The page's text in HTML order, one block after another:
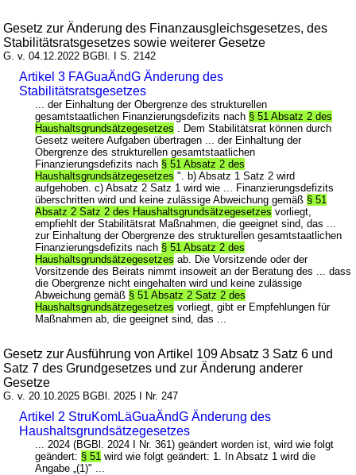
Gesetz zur Änderung des Finanzausgleichsgesetzes, des
Stabilitätsratsgesetzes sowie weiterer Gesetze
G. v. 04.12.2022 BGBl. I S. 2142
Artikel 3 FAGuaÄndG Änderung des
Stabilitätsratsgesetzes
... der Einhaltung der Obergrenze des strukturellen
gesamtstaatlichen Finanzierungsdefizits nach § 51 Absatz 2 des
Haushaltsgrundsätzegesetzes . Dem Stabilitätsrat können durch
Gesetz weitere Aufgaben übertragen ... der Einhaltung der
Obergrenze des strukturellen gesamtstaatlichen
Finanzierungsdefizits nach § 51 Absatz 2 des
Haushaltsgrundsätzegesetzes ". b) Absatz 1 Satz 2 wird
aufgehoben. c) Absatz 2 Satz 1 wird wie ... Finanzierungsdefizits
überschritten wird und keine zulässige Abweichung gemäß § 51
Absatz 2 Satz 2 des Haushaltsgrundsätzegesetzes vorliegt,
empfiehlt der Stabilitätsrat Maßnahmen, die geeignet sind, das ...
zur Einhaltung der Obergrenze des strukturellen gesamtstaatlichen
Finanzierungsdefizits nach § 51 Absatz 2 des
Haushaltsgrundsätzegesetzes ab. Die Vorsitzende oder der
Vorsitzende des Beirats nimmt insoweit an der Beratung des ... dass
die Obergrenze nicht eingehalten wird und keine zulässige
Abweichung gemäß § 51 Absatz 2 Satz 2 des
Haushaltsgrundsätzegesetzes vorliegt, gibt er Empfehlungen für
Maßnahmen ab, die geeignet sind, das ...
Gesetz zur Ausführung von Artikel 109 Absatz 3 Satz 6 und
Satz 7 des Grundgesetzes und zur Änderung anderer
Gesetze
G. v. 20.10.2025 BGBl. 2025 I Nr. 247
Artikel 2 StruKomLäGuaÄndG Änderung des
Haushaltsgrundsätzegesetzes
... 2024 (BGBl. 2024 I Nr. 361) geändert worden ist, wird wie folgt
geändert: § 51 wird wie folgt geändert: 1. In Absatz 1 wird die
Angabe „(1)" ...